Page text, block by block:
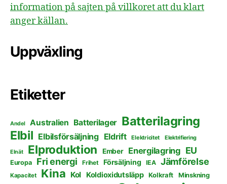
information på sajten på villkoret att du klart
anger källan.
Uppväxling
Etiketter
Andel Australien Batterilager Batterilagring
Elbil Elbilsförsäljning Eldrift Elektricitet Elektrifiering
Elnät Elproduktion Ember Energilagring EU
Europa Fri energi Frihet Försäljning IEA Jämförelse
Kapacitet Kina Kol Koldioxidutsläpp Kolkraft Minskning